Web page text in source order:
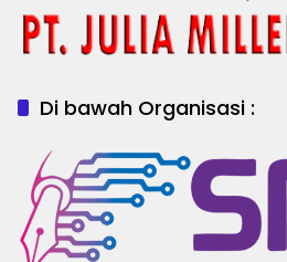
Di bawah Organisasi :